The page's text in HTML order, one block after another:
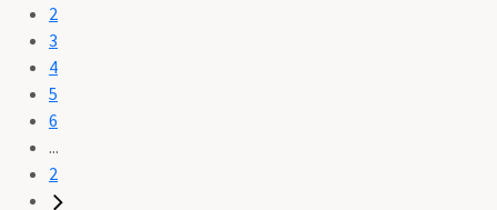
2
3
4
5
6
...
2